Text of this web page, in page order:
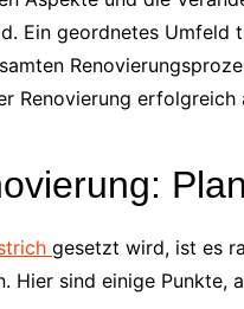
Ein geordnetes
Renovierung erfolgreich
gesetzt wird, ist es
Hier sind einige Punkte,